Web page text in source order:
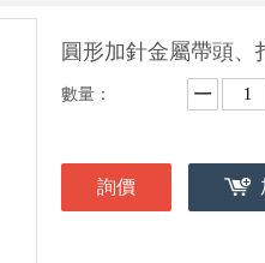
圓形加針金屬帶頭、
數量：
詢價